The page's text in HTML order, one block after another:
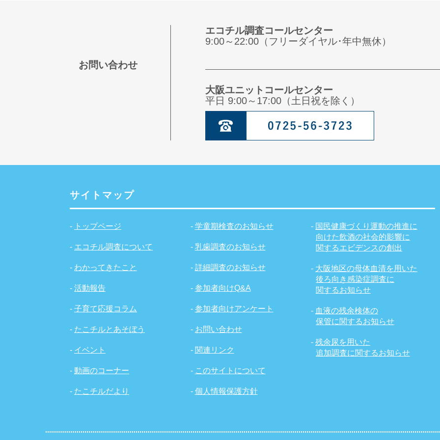
お問い合わせ
エコチル調査コールセンター
9:00～22:00（フリーダイヤル･年中無休）
大阪ユニットコールセンター
平日 9:00～17:00（土日祝を除く）
サイトマップ
- トップページ
- エコチル調査について
- わかってきたこと
- 活動報告
- 子育て応援コラム
- たこチルとあそぼう
- イベント
- 動画のコーナー
- たこチルだより
- 学童期検査のお知らせ
- 乳歯調査のお知らせ
- 詳細調査のお知らせ
- 参加者向けQ&A
- 参加者向けアンケート
- お問い合わせ
- 関連リンク
- このサイトについて
- 個人情報保護方針
- 国民健康づくり運動の推進に
向けた飲酒の社会的影響に
関するエビデンスの創出
- 大阪地区の母体血清を用いた
後ろ向き感染症調査に
関するお知らせ
- 血液の残余検体の
保管に関するお知らせ
-残余尿を用いた
追加調査に関するお知らせ